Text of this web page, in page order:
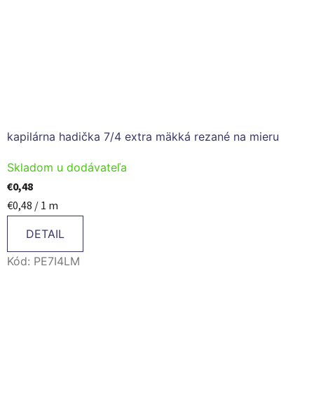
kapilárna hadička 7/4 extra mäkká rezané na mieru
Skladom u dodávateľa
€0,48
Jednotková
€0,48 / 1 m
DETAIL
Kód: PE7I4LM